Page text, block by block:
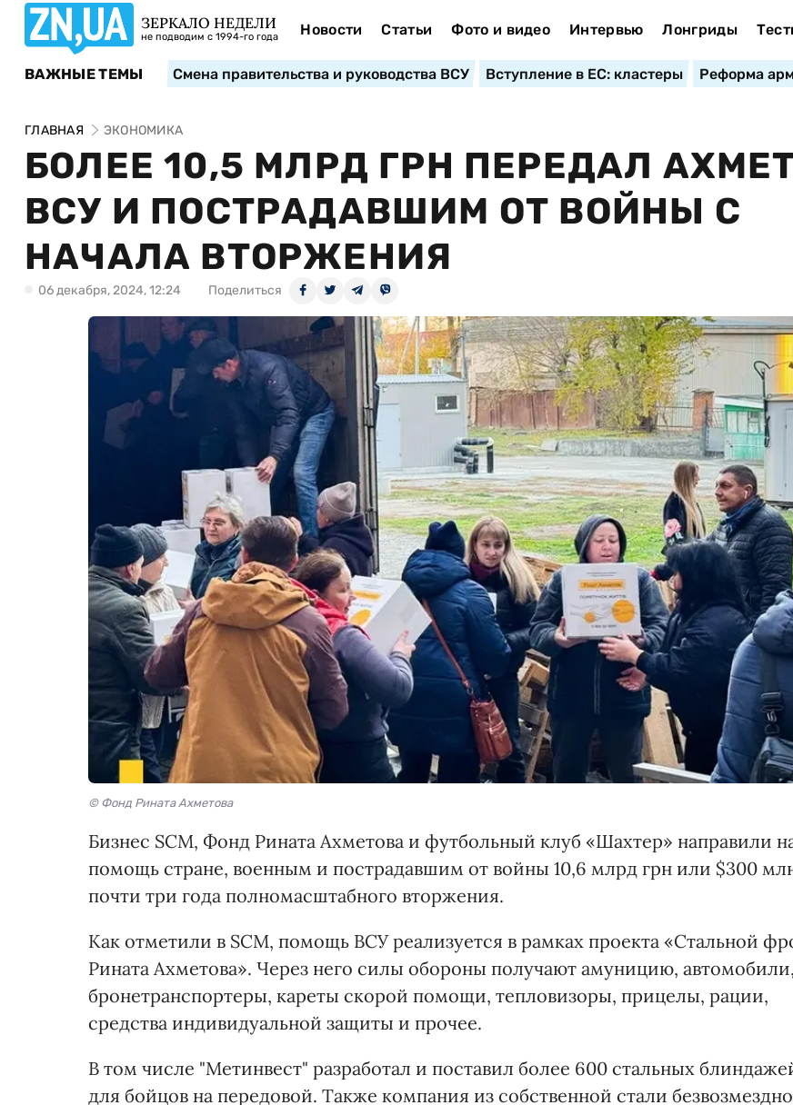
ЗЕРКАЛО НЕДЕЛИ
не подводим с 1994-го года Новости Статьи Фото и видео Интервью Лонгриды
ВАЖНЫЕ ТЕМЫ Смена правительства и руководства ВСУ Вступление в ЕС: кластеры Реформа
ГЛАВНАЯ ЭКОНОМИКА
БОЛЕЕ 10,5 МЛРД ГРН ПЕРЕДАЛ
ВСУ И ПОСТРАДАВШИМ ОТ ВОЙНЫ С
НАЧАЛА ВТОРЖЕНИЯ
06 декабря, 2024, 12:24 Поделиться
© Фонд Рината Ахметова
Бизнес SCM, Фонд Рината Ахметова и футбольный клуб «Шахтер» направили
помощь стране, военным и пострадавшим от войны 10,6 млрд грн или $300
почти три года полномасштабного вторжения.
Как отметили в SCM, помощь ВСУ реализуется в рамках проекта «Стальной
Рината Ахметова». Через него силы обороны получают амуницию, автомобили,
бронетранспортеры, кареты скорой помощи, тепловизоры, прицелы, рации,
средства индивидуальной защиты и прочее.
В том числе "Метинвест" разработал и поставил более 600 стальных
для бойцов на передовой. Также компания из собственной стали безвозмездно